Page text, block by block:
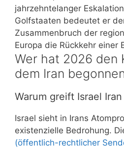
jahrzehntelanger
Golfstaaten bedeutet er
Zusammenbruch der
Europa die Rückkehr einer
Wer hat 2026 den
dem Iran
Warum greift Israel Iran
Israel sieht in Irans
existenzielle Bedrohung.
(öffentlich-rechtlicher